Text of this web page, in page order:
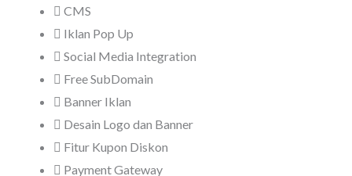
CMS
Iklan Pop Up
Social Media Integration
Free SubDomain
Banner Iklan
Desain Logo dan Banner
Fitur Kupon Diskon
Payment Gateway